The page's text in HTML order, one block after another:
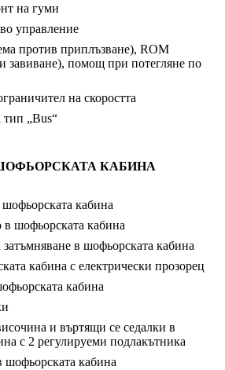
на гуми
управление
против приплъзване), ROM
завиване), помощ при потегляне по
на скоростта
„Bus“
КАБИНА
кабина
в шофьорската кабина
в шофьорската кабина
кабина с електрически прозорец
кабина
и въртящи се седалки в
с 2 регулируеми подлакътника
кабина